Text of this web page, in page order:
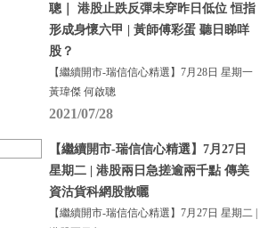
聰｜ 港股止跌反彈未穿昨日低位 恒指
形成身懷六甲 | 黃師傅彩蛋 聽日睇咩
股？
【繼續開市-瑞信信心精選】7月28日 星期一
黃瑋傑 何啟聰
2021/07/28
【繼續開市-瑞信信心精選】7月27日
星期二 | 港股兩日急搓逾兩千點 傳美
資沽貨科網股散曬
【繼續開市-瑞信信心精選】7月27日 星期二 |